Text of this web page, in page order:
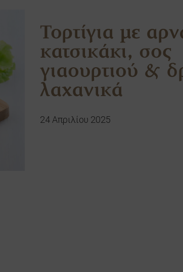
Τορτίγια με
κατσικάκι, σος
γιαουρτιού &
λαχανικά
24 Απριλίου 2025